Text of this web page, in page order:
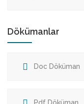
Dökümanlar
Doc Döküman
Pdf Döküman